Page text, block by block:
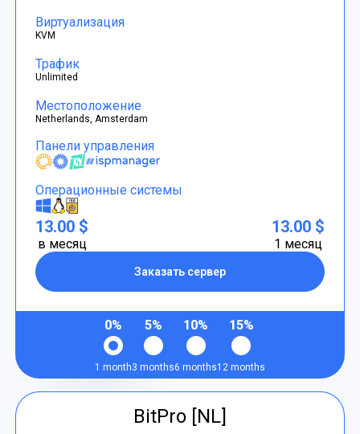
Виртуализация
KVM
Трафик
Unlimited
Местоположение
Netherlands, Amsterdam
Панели управления
Операционные системы
13.00 $
в месяц
Заказать сервер
13.00 $
1 месяц
0%
1 month
5%
3 months
10%
6 months
15%
12 months
BitPro [NL]